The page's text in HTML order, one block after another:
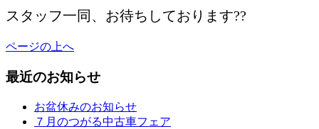
スタッフ一同、お待ちしております??
ページの上へ
最近のお知らせ
お盆休みのお知らせ
７月のつがる中古車フェア